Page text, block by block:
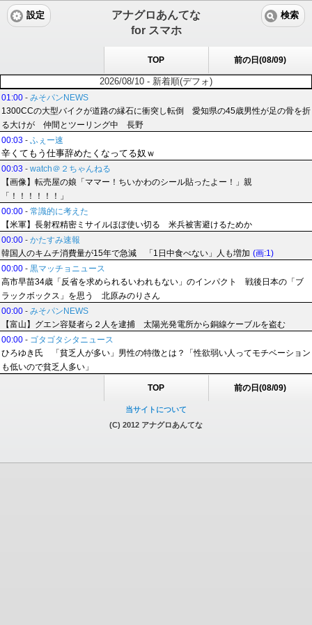
アナグロあんてな
for スマホ
設定 検索
TOP 前の日(08/09)
2026/08/10 - 新着順(デフォ)
01:00 - みそパンNEWS
1300CCの大型バイクが道路の縁石に衝突し転倒 愛知県の45歳男性が足の骨を折
る大けが 仲間とツーリング中 長野
00:03 - ふぇー速
辛くてもう仕事辞めたくなってる奴ｗ
00:03 - watch＠２ちゃんねる
【画像】転売屋の娘「ママー！ちいかわのシール貼ったよー！」親
「！！！！！！」
00:00 - 常識的に考えた
【米軍】長射程精密ミサイルほぼ使い切る 米兵被害避けるためか
00:00 - かたすみ速報
韓国人のキムチ消費量が15年で急減 「1日中食べない」人も増加 (画:1)
00:00 - 黒マッチョニュース
高市早苗34歳「反省を求められるいわれもない」のインパクト 戦後日本の「ブ
ラックボックス」を思う 北原みのりさん
00:00 - みそパンNEWS
【富山】グエン容疑者ら２人を逮捕 太陽光発電所から銅線ケーブルを盗む
00:00 - ゴタゴタシタニュース
ひろゆき氏 「貧乏人が多い」男性の特徴とは？「性欲弱い人ってモチベーション
も低いので貧乏人多い」
TOP 前の日(08/09)
当サイトについて
(C) 2012 アナグロあんてな